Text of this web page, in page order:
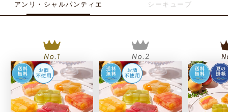
アンリ・シャルパンティエ シーキューブ